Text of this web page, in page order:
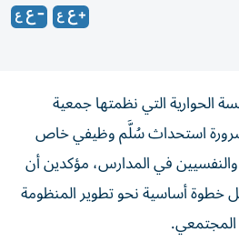
الحوارية التي نظمتها جمعية
استحداث سُلَّم وظيفي خاص
والنفسيين في المدارس، مؤكدين أن
خطوة أساسية نحو تطوير المنظومة
المجتمعي.